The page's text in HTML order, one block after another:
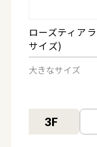
ローズティア
サイズ)
大きなサイズ
3F